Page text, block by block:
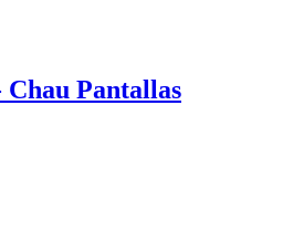
Pantallas